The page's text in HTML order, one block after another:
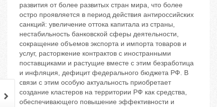
развития от более развитых стран мира, что более
остро проявляется в период действия антироссийских
санкций: увеличение оттока капитала из страны,
нестабильность банковской сферы деятельности,
сокращение объемов экспорта и импорта товаров и
услуг, расторжение контрактов с иностранными
поставщиками и растущие вместе с этим безработица
и инфляция, дефицит федерального бюджета РФ. В
связи с этим особую актуальность приобретает
создание кластеров на территории РФ как средства,
обеспечивающего повышение эффективности и